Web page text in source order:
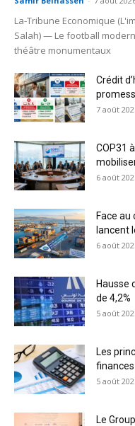
La-Tribune Economique
Salah) — Le football
théâtre monumentaux
Crédit
7 août
COP31
6 août
Face au
lancent
6 août
Hausse
de 4,2%
5 août
Les
5 août
Le